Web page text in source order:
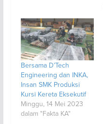
Bersama D’Tech
Engineering dan INKA,
Insan SMK Produksi
Kursi Kereta Eksekutif
Minggu, 14 Mei 2023
dalam "Fakta KA"